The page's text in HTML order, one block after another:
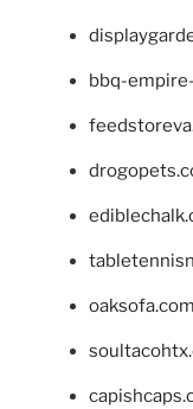
bbq-
oaksofa.com